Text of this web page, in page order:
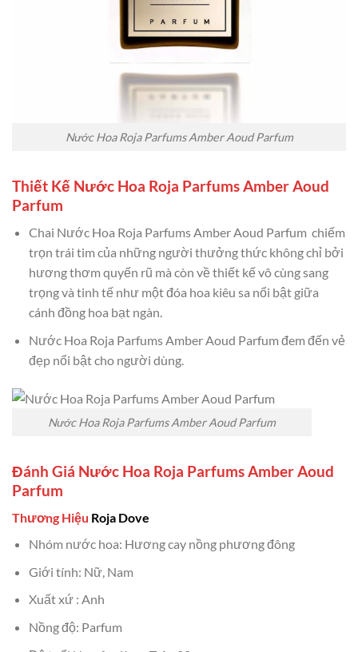
Nước Hoa Roja Parfums Amber Aoud Parfum
Thiết Kế Nước Hoa Roja Parfums Amber Aoud
Parfum
Chai Nước Hoa Roja Parfums Amber Aoud Parfum chiếm
trọn trái tim của những người thưởng thức không chỉ bởi
hương thơm quyến rũ mà còn về thiết kế vô cùng sang
trọng và tinh tế như một đóa hoa kiêu sa nổi bật giữa
cánh đồng hoa bạt ngàn.
Nước Hoa Roja Parfums Amber Aoud Parfum đem đến vẻ
đẹp nổi bật cho người dùng.
Nước Hoa Roja Parfums Amber Aoud Parfum
Đánh Giá Nước Hoa Roja Parfums Amber Aoud
Parfum
Thương Hiệu Roja Dove
Nhóm nước hoa: Hương cay nồng phương đông
Giới tính: Nữ, Nam
Xuất xứ : Anh
Nồng độ: Parfum